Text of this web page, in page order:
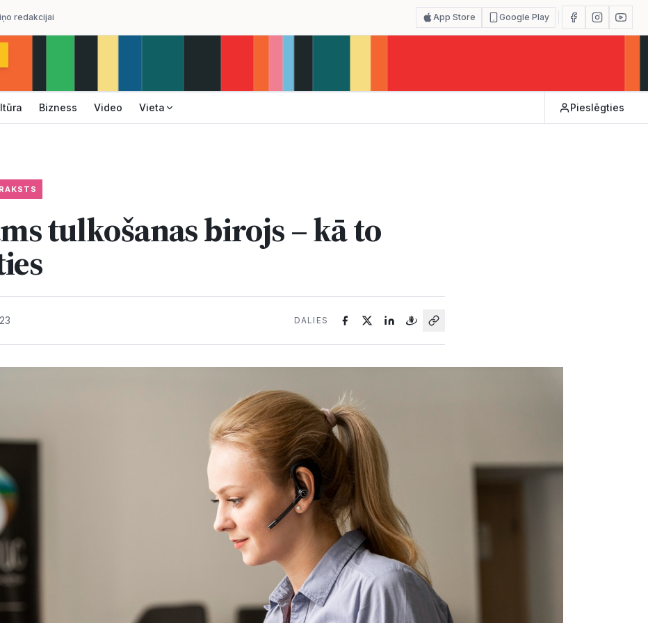
redakcijai App Store Google Play
Bizness Video Vieta Pieslēgties
tulkošanas birojs – kā to
DALIES